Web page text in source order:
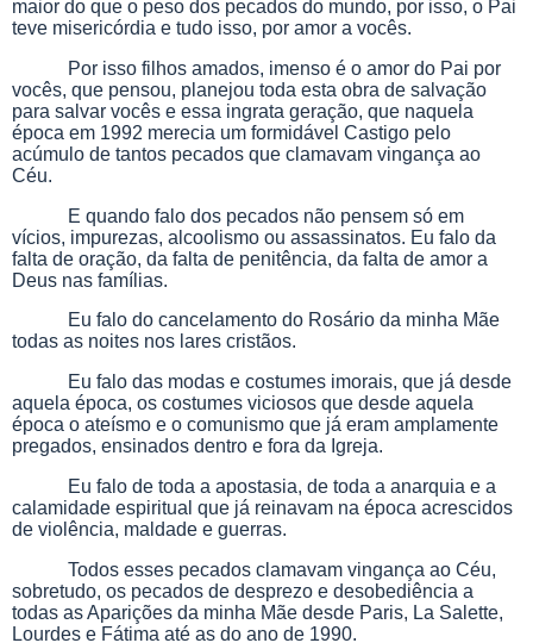
maior do que o peso dos pecados do mundo, por isso, o Pai
teve misericórdia e tudo isso, por amor a vocês.
Por isso filhos amados, imenso é o amor do Pai por
vocês, que pensou, planejou toda esta obra de salvação
para salvar vocês e essa ingrata geração, que naquela
época em 1992 merecia um formidável Castigo pelo
acúmulo de tantos pecados que clamavam vingança ao
Céu.
E quando falo dos pecados não pensem só em
vícios, impurezas, alcoolismo ou assassinatos. Eu falo da
falta de oração, da falta de penitência, da falta de amor a
Deus nas famílias.
Eu falo do cancelamento do Rosário da minha Mãe
todas as noites nos lares cristãos.
Eu falo das modas e costumes imorais, que já desde
aquela época, os costumes viciosos que desde aquela
época o ateísmo e o comunismo que já eram amplamente
pregados, ensinados dentro e fora da Igreja.
Eu falo de toda a apostasia, de toda a anarquia e a
calamidade espiritual que já reinavam na época acrescidos
de violência, maldade e guerras.
Todos esses pecados clamavam vingança ao Céu,
sobretudo, os pecados de desprezo e desobediência a
todas as Aparições da minha Mãe desde Paris, La Salette,
Lourdes e Fátima até as do ano de 1990.